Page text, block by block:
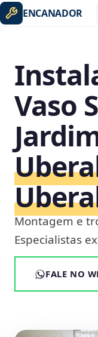
ENCANADOR
Vaso
Montagem e
Especialistas
FALE NO